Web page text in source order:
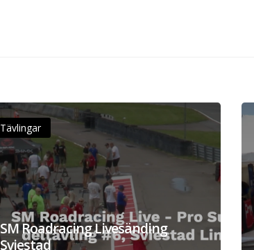
Tävlingar
SM Roadracing Livesänding
Sviestad